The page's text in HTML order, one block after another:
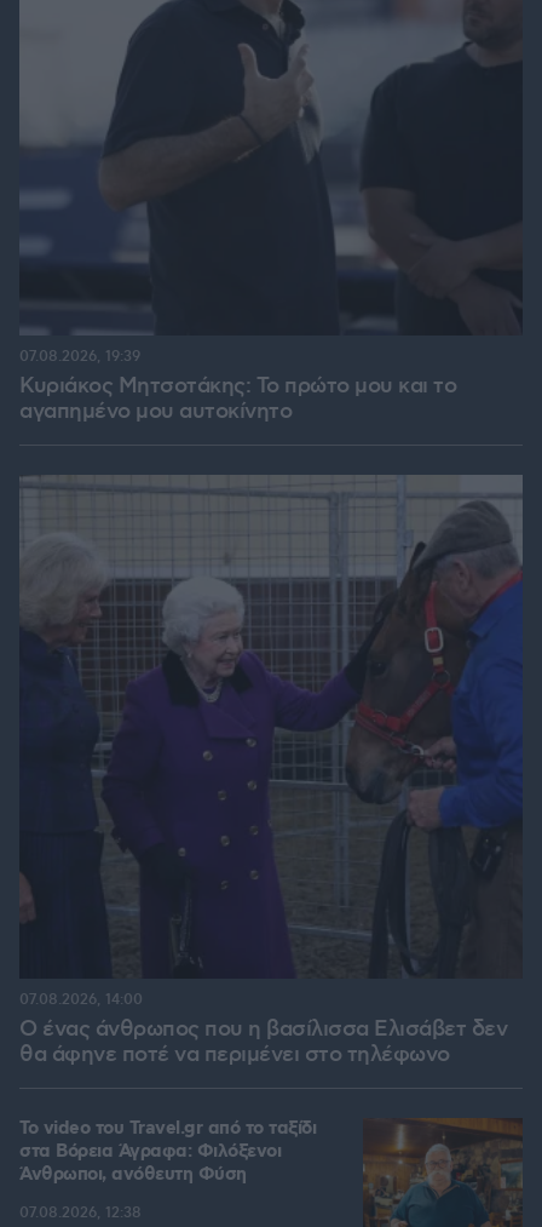
Κυριάκος Μητσοτάκης: Το πρώτο μου και το
αγαπημένο μου αυτοκίνητο
07.08.2026, 19:39
Ο ένας άνθρωπος που η βασίλισσα Ελισάβετ δεν
θα άφηνε ποτέ να περιμένει στο τηλέφωνο
07.08.2026, 14:00
To video του Travel.gr από το ταξίδι
στα Βόρεια Άγραφα: Φιλόξενοι
Άνθρωποι, ανόθευτη Φύση
07.08.2026, 12:38